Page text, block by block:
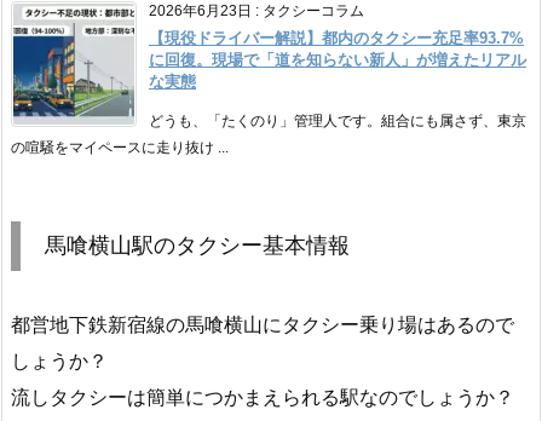
2026年6月23日 : タクシーコラム
【現役ドライバー解説】都内のタクシー充足率93.7%
に回復。現場で「道を知らない新人」が増えたリアル
な実態
どうも、「たくのり」管理人です。組合にも属さず、東京
の喧騒をマイペースに走り抜け ...
馬喰横山駅のタクシー基本情報
都営地下鉄新宿線の馬喰横山にタクシー乗り場はあるので
しょうか？
流しタクシーは簡単につかまえられる駅なのでしょうか？